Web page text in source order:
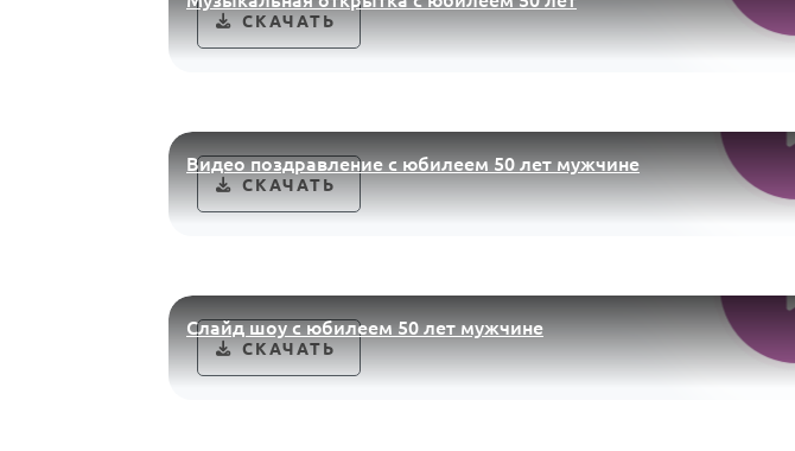
СКАЧАТЬ
Видео поздравление с юбилеем 50 лет мужчине
СКАЧАТЬ
Слайд шоу с юбилеем 50 лет мужчине
СКАЧАТЬ